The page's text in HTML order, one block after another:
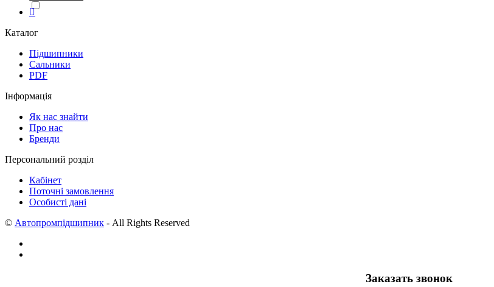
Каталог
Підшипники
Сальники
PDF
Інформація
Як нас знайти
Про нас
Бренди
Персональний розділ
Кабінет
Поточні замовлення
Особисті дані
© Автопромпідшипник - All Rights Reserved
Заказать звонок